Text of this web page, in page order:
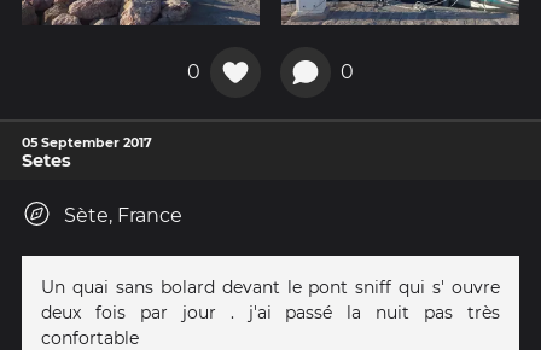
0 0
05 September 2017
Setes
Sète, France
Un quai sans bolard devant le pont sniff qui s' ouvre
deux fois par jour . j'ai passé la nuit pas très
confortable